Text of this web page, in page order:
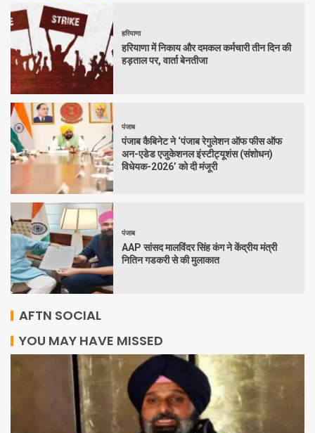
हरियाणा
हरियाणा में निकाय और दमकल कर्मचारी तीन दिन की
हड़ताल पर, वार्ता बेनतीजा
पंजाब
पंजाब कैबिनेट ने ‘पंजाब रेगुलेशन ऑफ फीस ऑफ
अन-एडेड एजुकेशनल इंस्टीट्यूशंस (संशोधन)
विधेयक-2026’ को दी मंजूरी
पंजाब
AAP सांसद मालविंदर सिंह कंग ने केंद्रीय मंत्री
नितिन गडकरी से की मुलाकात
AFTN SOCIAL
YOU MAY HAVE MISSED